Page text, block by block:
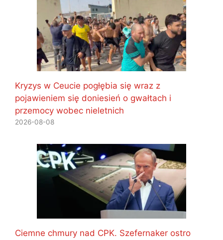
Kryzys w Ceucie pogłębia się wraz z
pojawieniem się doniesień o gwałtach i
przemocy wobec nieletnich
2026-08-08
Ciemne chmury nad CPK. Szefernaker ostro